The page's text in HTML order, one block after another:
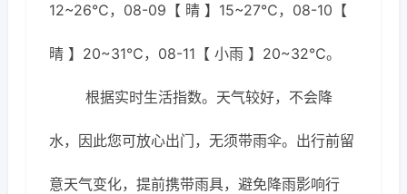
12~26℃，08-09【 晴 】15~27℃，08-10【
晴 】20~31℃，08-11【 小雨 】20~32℃。
根据实时生活指数。天气较好，不会降
水，因此您可放心出门，无须带雨伞。出行前留
意天气变化，提前携带雨具，避免降雨影响行